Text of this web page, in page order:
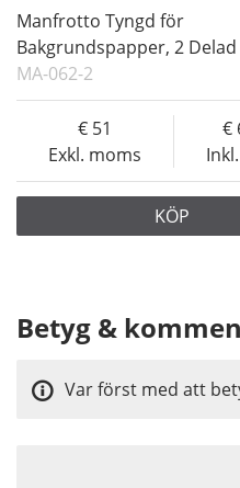
Manfrotto Tyngd för
Bakgrundspapper, 2 Delad
MA-062-2
Exkl. moms
51
KÖP
Betyg &
Var först med att